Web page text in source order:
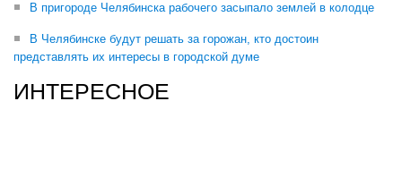
В пригороде Челябинска рабочего засыпало землей в колодце
В Челябинске будут решать за горожан, кто достоин
представлять их интересы в городской думе
ИНТЕРЕСНОЕ